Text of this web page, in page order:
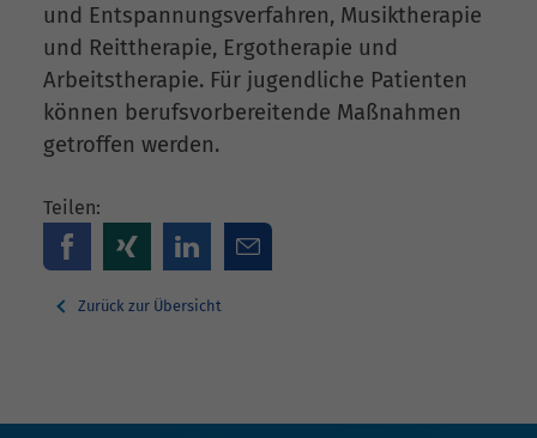
und Entspannungsverfahren, Musiktherapie
und Reittherapie, Ergotherapie und
Arbeitstherapie. Für jugendliche Patienten
können berufsvorbereitende Maßnahmen
getroffen werden.
Teilen:
Zurück zur Übersicht